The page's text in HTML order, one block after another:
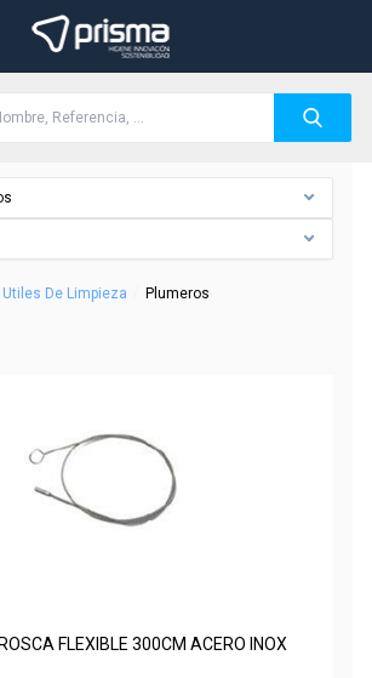
Utiles De Limpieza Plumeros
FLEXIBLE 300CM ACERO INOX